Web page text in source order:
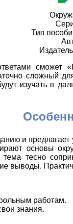
Тип
сложный
изучать в
и
основы
тесно
выводы.
работам.
знания.